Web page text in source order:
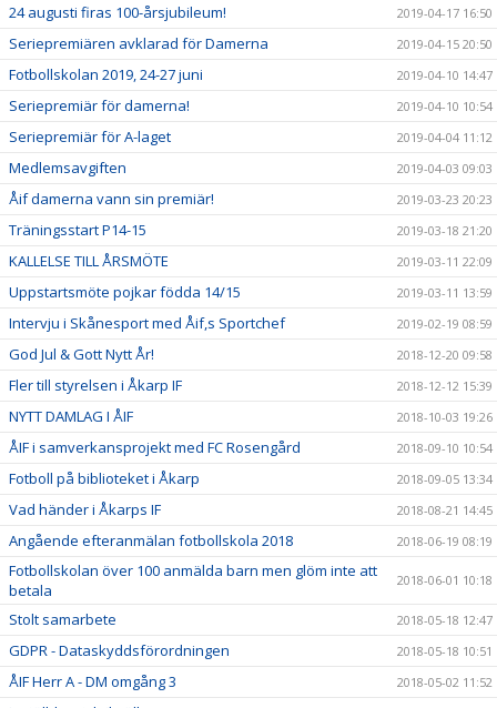
24 augusti firas 100-årsjubileum! 2019-04-17 16:50
Seriepremiären avklarad för Damerna 2019-04-15 20:50
Fotbollskolan 2019, 24-27 juni 2019-04-10 14:47
Seriepremiär för damerna! 2019-04-10 10:54
Seriepremiär för A-laget 2019-04-04 11:12
Medlemsavgiften 2019-04-03 09:03
Åif damerna vann sin premiär! 2019-03-23 20:23
Träningsstart P14-15 2019-03-18 21:20
KALLELSE TILL ÅRSMÖTE 2019-03-11 22:09
Uppstartsmöte pojkar födda 14/15 2019-03-11 13:59
Intervju i Skånesport med Åif,s Sportchef 2019-02-19 08:59
God Jul & Gott Nytt År! 2018-12-20 09:58
Fler till styrelsen i Åkarp IF 2018-12-12 15:39
NYTT DAMLAG I ÅIF 2018-10-03 19:26
ÅIF i samverkansprojekt med FC Rosengård 2018-09-10 10:54
Fotboll på biblioteket i Åkarp 2018-09-05 13:34
Vad händer i Åkarps IF 2018-08-21 14:45
Angående efteranmälan fotbollskola 2018 2018-06-19 08:19
Fotbollskolan över 100 anmälda barn men glöm inte att
betala
2018-06-01 10:18
Stolt samarbete 2018-05-18 12:47
GDPR - Dataskyddsförordningen 2018-05-18 10:51
ÅIF Herr A - DM omgång 3 2018-05-02 11:52